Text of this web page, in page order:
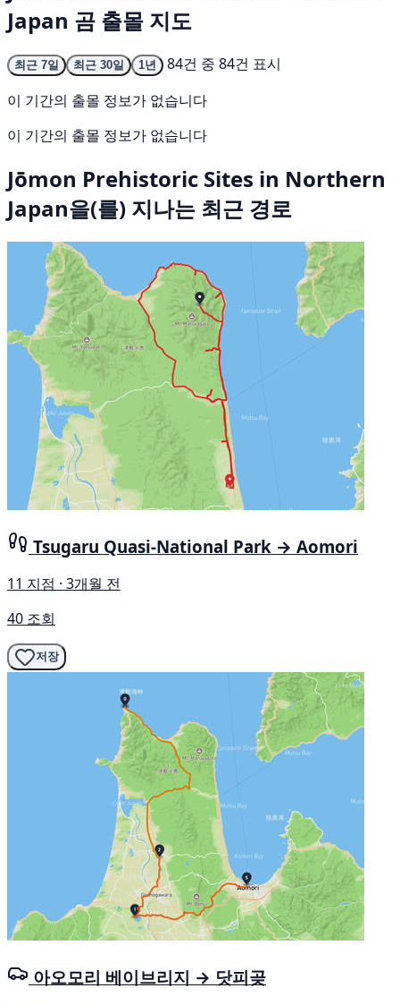
Japan 곰 출몰 지도
최근 7일 최근 30일 1년
84건 중 84건 표시
이 기간의 출몰 정보가 없습니다
이 기간의 출몰 정보가 없습니다
Jōmon Prehistoric Sites in Northern
Japan을(를) 지나는 최근 경로
Tsugaru Quasi-National Park → Aomori
11 지점 · 3개월 전
40 조회
저장
아오모리 베이브리지 → 닷피곶